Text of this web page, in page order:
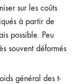
sur les coûts
à partir de
possible. Peu
souvent déformés
général des t-